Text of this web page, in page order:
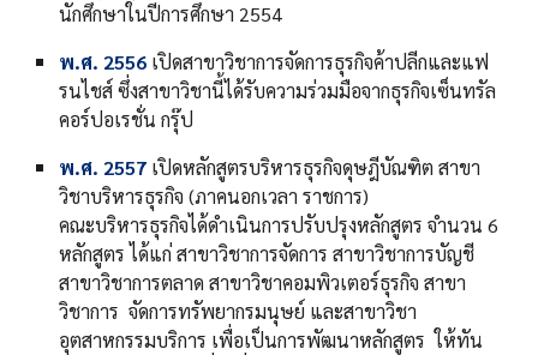
นักศึกษาในปีการศึกษา 2554
พ.ศ. 2556 เปิดสาขาวิชาการจัดการธุรกิจค้าปลีกและแฟ
รนไชส์ ซึ่งสาขาวิชานี้ได้รับความร่วมมือจากธุรกิจเซ็นทรัล
คอร์ปอเรชั่น กรุ๊ป
พ.ศ. 2557 เปิดหลักสูตรบริหารธุรกิจดุษฎีบัณฑิต สาขา
วิชาบริหารธุรกิจ (ภาคนอกเวลา ราชการ)
คณะบริหารธุรกิจได้ดำเนินการปรับปรุงหลักสูตร จำนวน 6
หลักสูตร ได้แก่ สาขาวิชาการจัดการ สาขาวิชาการบัญชี
สาขาวิชาการตลาด สาขาวิชาคอมพิวเตอร์ธุรกิจ สาขา
วิชาการ จัดการทรัพยากรมนุษย์ และสาขาวิชา
อุตสาหกรรมบริการ เพื่อเป็นการพัฒนาหลักสูตร ให้ทัน